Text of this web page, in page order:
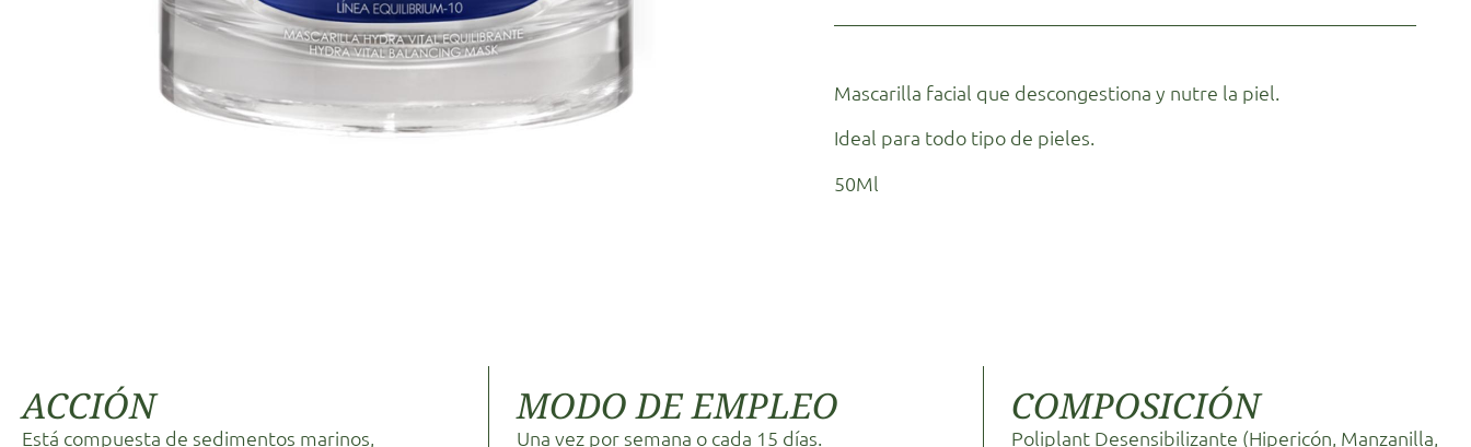
Mascarilla facial que descongestiona y nutre la piel.
Ideal para todo tipo de pieles.
50Ml
ACCIÓN
Está compuesta de sedimentos marinos,
MODO DE EMPLEO
Una vez por semana o cada 15 días.
COMPOSICIÓN
Poliplant Desensibilizante (Hipericón, Manzanilla,